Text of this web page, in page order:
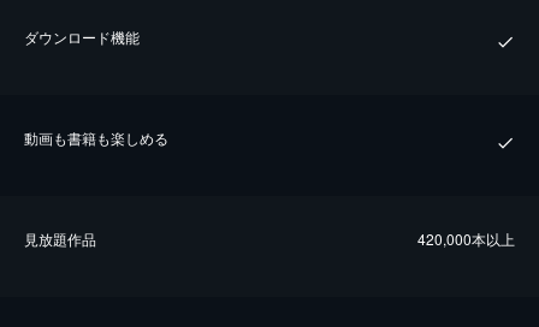
ダウンロード機能
動画も書籍も楽しめる
⾒放題作品 420,000本以上